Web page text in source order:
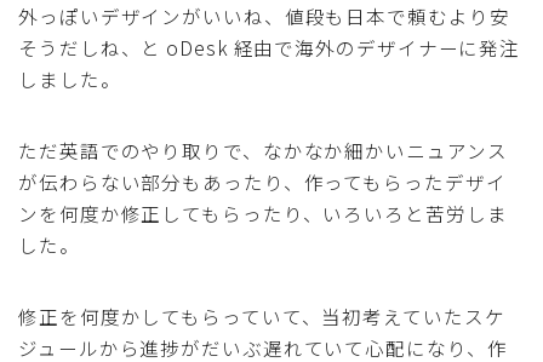
外っぽいデザインがいいね、値段も日本で頼むより安
そうだしね、と oDesk 経由で海外のデザイナーに発注
しました。
ただ英語でのやり取りで、なかなか細かいニュアンス
が伝わらない部分もあったり、作ってもらったデザイ
ンを何度か修正してもらったり、いろいろと苦労しま
した。
修正を何度かしてもらっていて、当初考えていたスケ
ジュールから進捗がだいぶ遅れていて心配になり、作